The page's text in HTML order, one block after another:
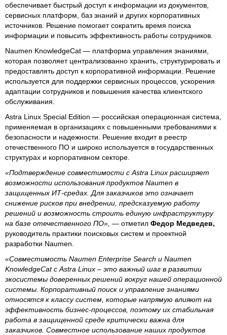
обеспечивает быстрый доступ к информации из документов,
сервисных платформ, баз знаний и других корпоративных
источников. Решение помогает сократить время поиска
информации и повысить эффективность работы сотрудников.
Naumen KnowledgeCat — платформа управления знаниями,
которая позволяет централизованно хранить, структурировать и
предоставлять доступ к корпоративной информации. Решение
используется для поддержки сервисных процессов, ускорения
адаптации сотрудников и повышения качества клиентского
обслуживания.
Astra Linux Special Edition — российская операционная система,
применяемая в организациях с повышенными требованиями к
безопасности и надежности. Решение входит в реестр
отечественного ПО и широко используется в государственных
структурах и корпоративном секторе.
«Подтверждение совместимости с Astra Linux расширяет
возможности использования продуктов Naumen в
защищенных ИТ-средах. Для заказчиков это означает
снижение рисков при внедрении, предсказуемую работу
решений и возможность строить единую инфраструктуру
на базе отечественного ПО», — отметил Федор Медведев,
руководитель практики поисковых систем и проектной
разработки Naumen.
«Совместимость Naumen Enterprise Search и Naumen
KnowledgeCat с Astra Linux – это важный шаг в развитии
экосистемы доверенных решений вокруг нашей операционной
системы. Корпоративный поиск и управление знаниями
относятся к классу систем, которые напрямую влияют на
эффективность бизнес-процессов, поэтому их стабильная
работа в защищенной среде критически важна для
заказчиков. Совместное использование наших продуктов